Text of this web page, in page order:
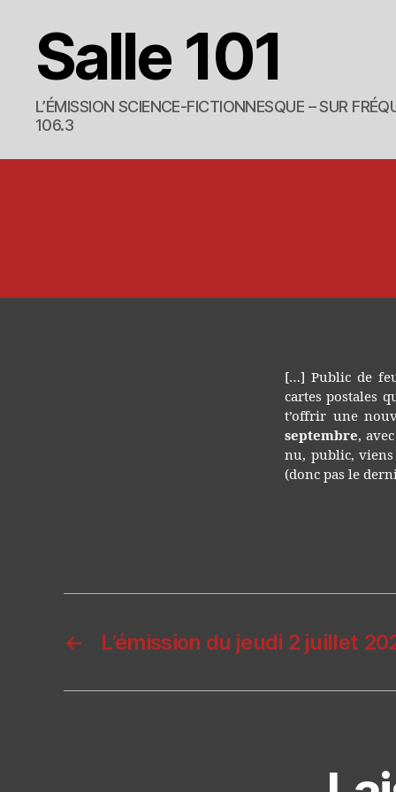
Salle 101
L’ÉMISSION SCIENCE-FICTIONNESQUE – SUR
106.3
[…] Public de
cartes postales
t’offrir une
septembre,
nu, public,
(donc pas le
← L’émission du jeudi 2 juillet